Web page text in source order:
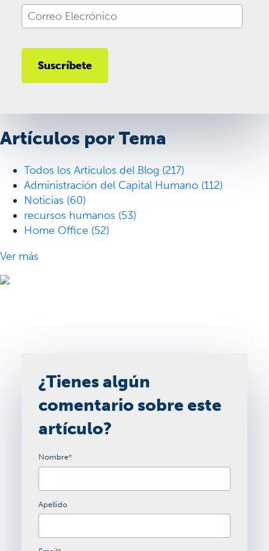
Artículos por Tema
Todos los Artículos del Blog (217)
Administración del Capital Humano (112)
Noticias (60)
recursos humanos (53)
Home Office (52)
Ver más
¿Tienes algún
comentario sobre este
artículo?
Nombre*
Apellido